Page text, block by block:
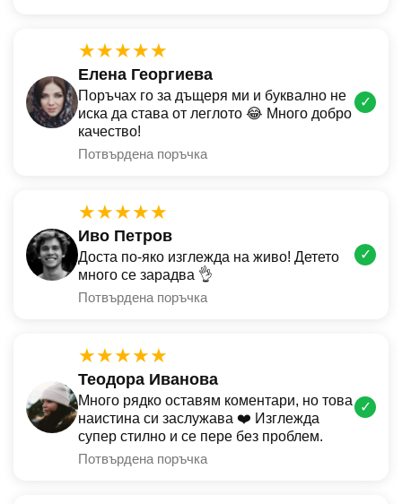
★★★★★
Елена Георгиева
Поръчах го за дъщеря ми и буквално не
иска да става от леглото 😂 Много добро
качество!
Потвърдена поръчка
✓
★★★★★
Иво Петров
Доста по-яко изглежда на живо! Детето
много се зарадва 👌
Потвърдена поръчка
✓
★★★★★
Теодора Иванова
Много рядко оставям коментари, но това
наистина си заслужава ❤️ Изглежда
супер стилно и се пере без проблем.
Потвърдена поръчка
✓